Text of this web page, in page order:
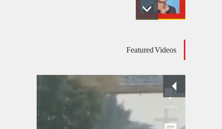
پسند کی شادیوں کا بڑھتا ہوا رجحان اور راولپنڈی
کی یوسیز میں اندارج پر پابندی ایک نیا تنازعہ
October 14, 2025
Featured Videos